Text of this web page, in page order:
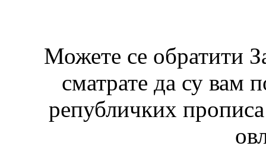
Можете се обратити
сматрате да су вам
републичких